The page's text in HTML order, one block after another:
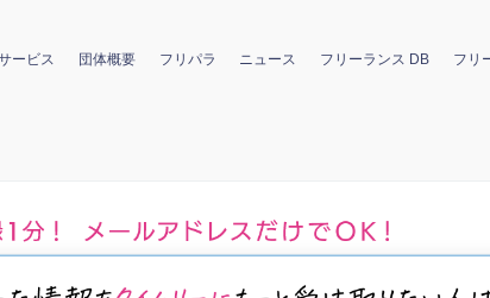
ービス 団体概要 フリパラ ニュース フリーランス DB フリ